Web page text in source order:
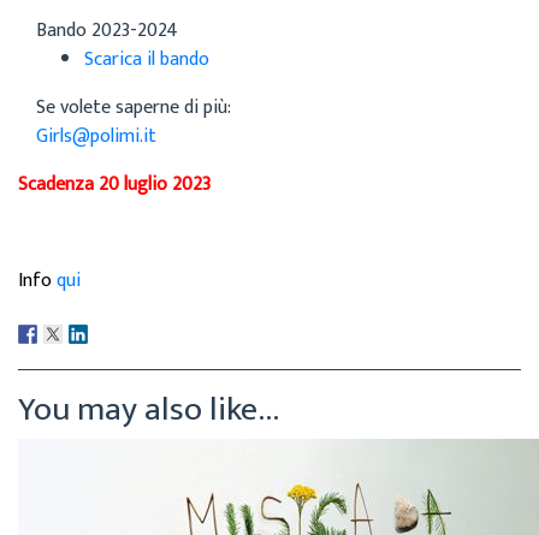
Bando 2023-2024
Scarica il bando
Se volete saperne di più:
Girls@polimi.it
Scadenza 20 luglio 2023
Infoqui
You may also like...